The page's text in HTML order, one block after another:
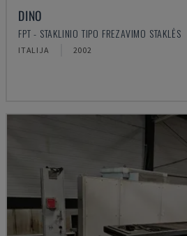
DINO
FPT - STAKLINIO TIPO FREZAVIMO STAKLĖS
ITALIJA 2002